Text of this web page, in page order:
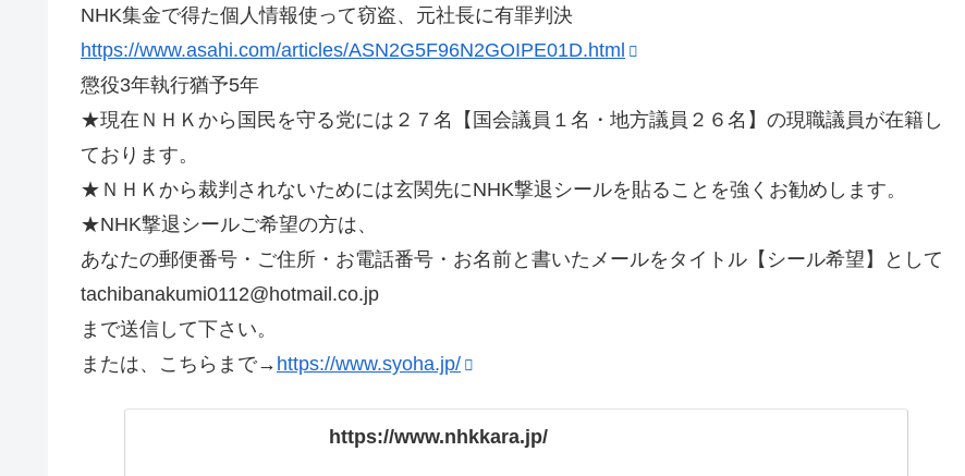
NHK集金で得た個人情報使って窃盗、元社長に有罪判決
https://www.asahi.com/articles/ASN2G5F96N2GOIPE01D.html
懲役3年執行猶予5年
★現在ＮＨＫから国民を守る党には２７名【国会議員１名・地方議員２６名】の現職議員が在籍し
ております。
★ＮＨＫから裁判されないためには玄関先にNHK撃退シールを貼ることを強くお勧めします。
★NHK撃退シールご希望の方は、
あなたの郵便番号・ご住所・お電話番号・お名前と書いたメールをタイトル【シール希望】として
tachibanakumi0112@hotmail.co.jp
まで送信して下さい。
または、こちらまで→ https://www.syoha.jp/
https://www.nhkkara.jp/